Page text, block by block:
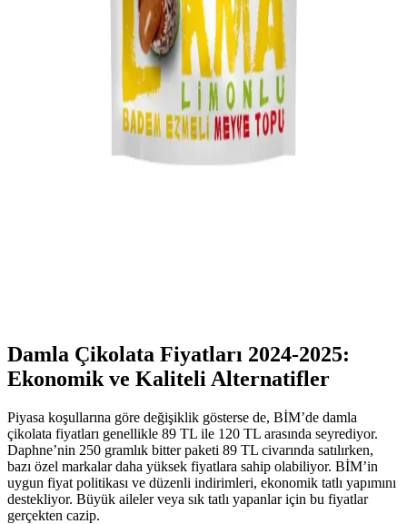
Kestaneli pasta tarifi, pratik yapımı ve zengin aromasıyla sonbahar
ve kış aylarında tercih edilen enfes bir tatlıdır. Malzemelerin doğru
oranlarıyla hazırlanan bu tarif, sofralarınıza renk ve lezzet getirir.
Hershey's: Dünya Genelinde Tanınan ve Güvenilir
Bir Tatlı ve Şekerleme Markası
Hershey's, yüksek kaliteli çikolata ve şekerleme ürünleriyle global
pazarda öne çıkan güvenilir bir marka. Geniş ürün yelpazesi ve
Damla Çikolata Fiyatları 2024-2025:
Ekonomik ve Kaliteli Alternatifler
Piyasa koşullarına göre değişiklik gösterse de, BİM’de damla
çikolata fiyatları genellikle 89 TL ile 120 TL arasında seyrediyor.
Daphne’nin 250 gramlık bitter paketi 89 TL civarında satılırken,
bazı özel markalar daha yüksek fiyatlara sahip olabiliyor. BİM’in
uygun fiyat politikası ve düzenli indirimleri, ekonomik tatlı yapımını
destekliyor. Büyük aileler veya sık tatlı yapanlar için bu fiyatlar
gerçekten cazip.